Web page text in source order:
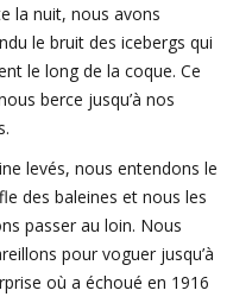
la nuit, nous avons
le bruit des icebergs qui
le long de la coque. Ce
berce jusqu’à nos
levés, nous entendons le
des baleines et nous les
passer au loin. Nous
pour voguer jusqu’à
où a échoué en 1916